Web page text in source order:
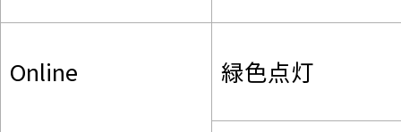
Online 緑色点灯